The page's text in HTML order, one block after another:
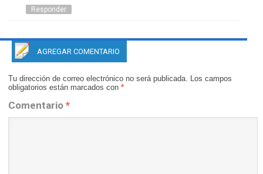
Responder
AGREGAR COMENTARIO
Tu dirección de correo electrónico no será publicada.
Los campos
obligatorios están marcados con *
Comentario *